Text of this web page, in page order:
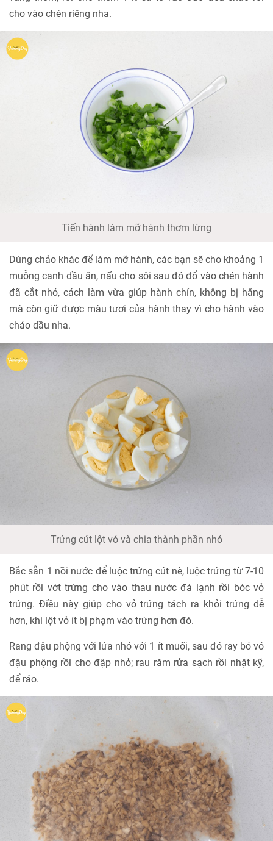
cho vào chén riêng nha.
Tiến hành làm mỡ hành thơm lừng
Dùng chảo khác để làm mỡ hành, các bạn sẽ cho khoảng 1
muỗng canh dầu ăn, nấu cho sôi sau đó đổ vào chén hành
đã cắt nhỏ, cách làm vừa giúp hành chín, không bị hăng
mà còn giữ được màu tươi của hành thay vì cho hành vào
chảo dầu nha.
Trứng cút lột vỏ và chia thành phần nhỏ
Bắc sẵn 1 nồi nước để luộc trứng cút nè, luộc trứng từ 7-10
phút rồi vớt trứng cho vào thau nước đá lạnh rồi bóc vỏ
trứng. Điều này giúp cho vỏ trứng tách ra khỏi trứng dễ
hơn, khi lột vỏ ít bị phạm vào trứng hơn đó.
Rang đậu phộng với lửa nhỏ với 1 ít muối, sau đó ray bỏ vỏ
đậu phộng rồi cho đập nhỏ; rau răm rửa sạch rồi nhặt kỹ,
để ráo.